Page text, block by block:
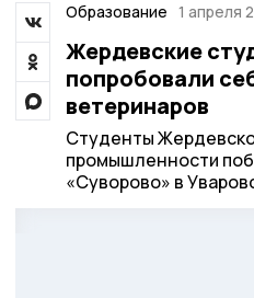
Образование 1 апреля
Жердевские
попробовали
ветеринаров
Студенты
промышленности
«Суворово» в